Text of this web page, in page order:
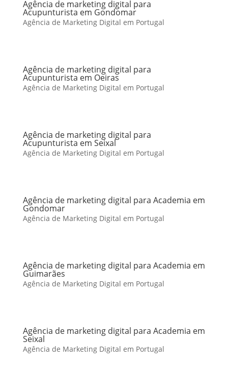
Agência de marketing digital para
Acupunturista em Gondomar
Agência de Marketing Digital em Portugal
Agência de marketing digital para
Acupunturista em Oeiras
Agência de Marketing Digital em Portugal
Agência de marketing digital para
Acupunturista em Seixal
Agência de Marketing Digital em Portugal
Agência de marketing digital para Academia em
Gondomar
Agência de Marketing Digital em Portugal
Agência de marketing digital para Academia em
Guimarães
Agência de Marketing Digital em Portugal
Agência de marketing digital para Academia em
Seixal
Agência de Marketing Digital em Portugal